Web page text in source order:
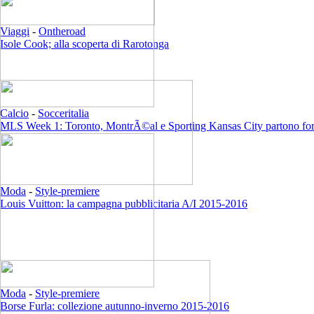
Viaggi - Ontheroad
Isole Cook; alla scoperta di Rarotonga
Calcio - Socceritalia
MLS Week 1: Toronto, MontrÃ©al e Sporting Kansas City partono
Moda - Style-premiere
Louis Vuitton: la campagna pubblicitaria A/I 2015-2016
Moda - Style-premiere
Borse Furla: collezione autunno-inverno 2015-2016